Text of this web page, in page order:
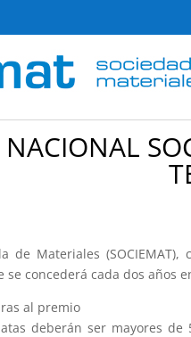
de Materiales
concederá cada dos años
al premio
deberán ser mayores